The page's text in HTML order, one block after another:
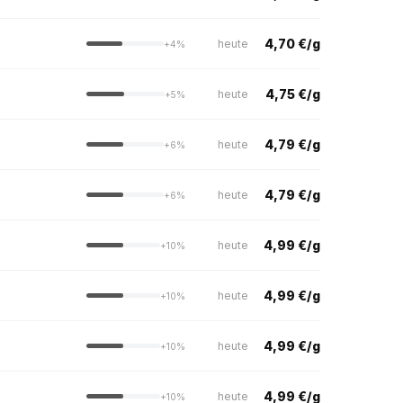
+4% heute 4,70 €/g
+5% heute 4,75 €/g
+6% heute 4,79 €/g
+6% heute 4,79 €/g
+10% heute 4,99 €/g
+10% heute 4,99 €/g
+10% heute 4,99 €/g
+10% heute 4,99 €/g